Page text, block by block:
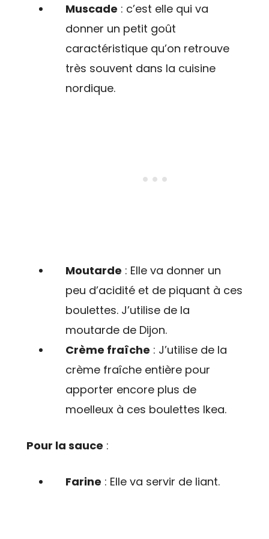
Muscade : c’est elle qui va
donner un petit goût
caractéristique qu’on retrouve
très souvent dans la cuisine
nordique.
Moutarde : Elle va donner un
peu d’acidité et de piquant à ces
boulettes. J’utilise de la
moutarde de Dijon.
Crème fraîche : J’utilise de la
crème fraîche entière pour
apporter encore plus de
moelleux à ces boulettes Ikea.
Pour la sauce :
Farine : Elle va servir de liant.